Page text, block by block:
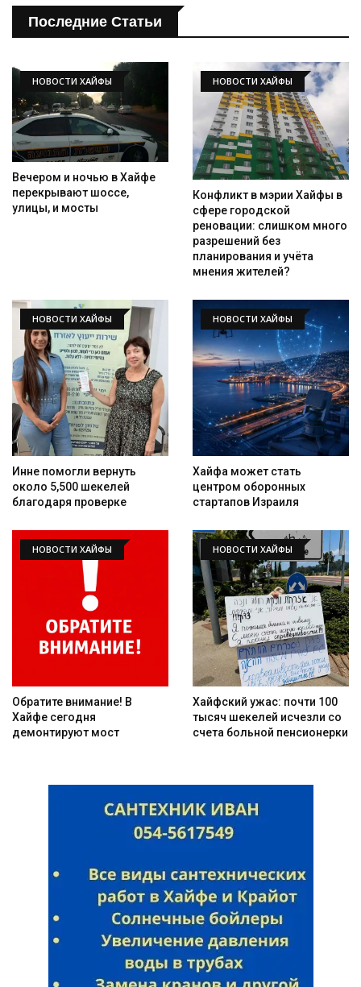
Искать
Последние Статьи
НОВОСТИ ХАЙФЫ
Вечером и ночью в Хайфе
перекрывают шоссе,
улицы, и мосты
НОВОСТИ ХАЙФЫ
Конфликт в мэрии Хайфы в
сфере городской
реновации: слишком много
разрешений без
планирования и учёта
мнения жителей?
НОВОСТИ ХАЙФЫ
Инне помогли вернуть
около 5,500 шекелей
благодаря проверке
НОВОСТИ ХАЙФЫ
Хайфа может стать
центром оборонных
стартапов Израиля
НОВОСТИ ХАЙФЫ
Обратите внимание! В
Хайфе сегодня
демонтируют мост
НОВОСТИ ХАЙФЫ
Хайфский ужас: почти 100
тысяч шекелей исчезли со
счета больной пенсионерки